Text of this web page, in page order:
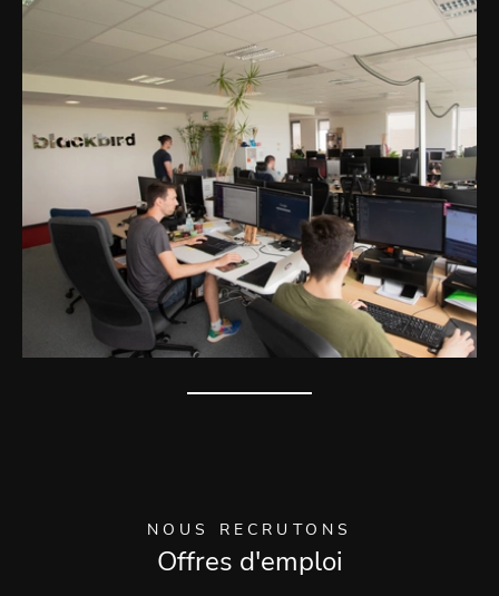
NOUS RECRUTONS
Offres d'emploi